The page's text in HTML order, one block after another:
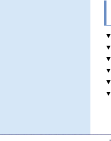
▼
▼
▼
▼
▼
▼